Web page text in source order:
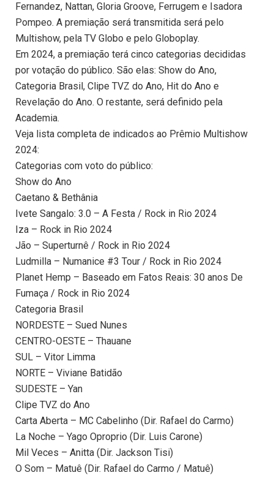
Fernandez, Nattan, Gloria Groove, Ferrugem e Isadora
Pompeo. A premiação será transmitida será pelo
Multishow, pela TV Globo e pelo Globoplay.
Em 2024, a premiação terá cinco categorias decididas
por votação do público. São elas: Show do Ano,
Categoria Brasil, Clipe TVZ do Ano, Hit do Ano e
Revelação do Ano. O restante, será definido pela
Academia.
Veja lista completa de indicados ao Prêmio Multishow
2024:
Categorias com voto do público:
Show do Ano
Caetano & Bethânia
Ivete Sangalo: 3.0 – A Festa / Rock in Rio 2024
Iza – Rock in Rio 2024
Jão – Superturnê / Rock in Rio 2024
Ludmilla – Numanice #3 Tour / Rock in Rio 2024
Planet Hemp – Baseado em Fatos Reais: 30 anos De
Fumaça / Rock in Rio 2024
Categoria Brasil
NORDESTE – Sued Nunes
CENTRO-OESTE – Thauane
SUL – Vitor Limma
NORTE – Viviane Batidão
SUDESTE – Yan
Clipe TVZ do Ano
Carta Aberta – MC Cabelinho (Dir. Rafael do Carmo)
La Noche – Yago Oproprio (Dir. Luis Carone)
Mil Veces – Anitta (Dir. Jackson Tisi)
O Som – Matuê (Dir. Rafael do Carmo / Matuê)